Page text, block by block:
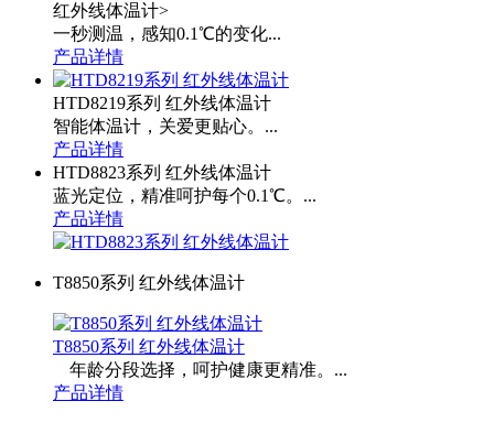
红外线体温计>
一秒测温，感知0.1℃的变化...
产品详情
HTD8219系列 红外线体温计
智能体温计，关爱更贴心。...
产品详情
HTD8823系列 红外线体温计
蓝光定位，精准呵护每个0.1℃。...
产品详情
T8850系列 红外线体温计
T8850系列 红外线体温计
年龄分段选择，呵护健康更精准。...
产品详情